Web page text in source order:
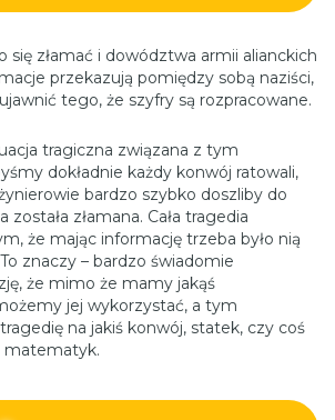
się złamać i dowództwa armii alianckich
przekazują pomiędzy sobą naziści,
tego, że szyfry są rozpracowane.
tragiczna związana z tym
dokładnie każdy konwój ratowali,
bardzo szybko doszliby do
złamana. Cała tragedia
że mając informację trzeba było nią
znaczy – bardzo świadomie
że mimo że mamy jakąś
jej wykorzystać, a tym
tragedię na jakiś konwój, statek, czy coś
matematyk.